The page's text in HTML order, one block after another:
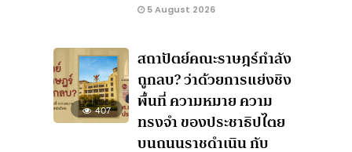
5 August 2026
407
สถาปัตย์คณะราษฎร์กำลัง
ถูกลบ? ว่าด้วยการแย่งชิง
พื้นที่ ความหมาย ความ
ทรงจำ ของประชาธิปไตย
บนถนนราชดำเนิน กับ